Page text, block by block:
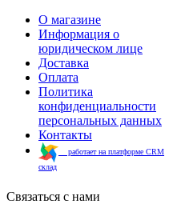
О магазине
Информация о
юридическом лице
Доставка
Оплата
Политика
конфиденциальности
персональных данных
Контакты
работает на платформе CRM
склад
Связаться с нами